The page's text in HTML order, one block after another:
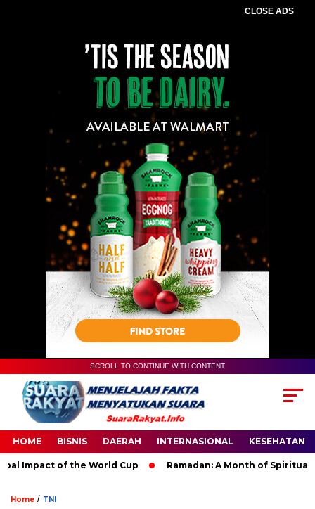
CLOSE ADS
SCROLL TO CONTINUE WITH CONTENT
HOME BISNIS DAERAH INTERNASIONAL KESEHATAN
Impact of the World Cup Ramadan: A Month of Spiritual
Home / TNI